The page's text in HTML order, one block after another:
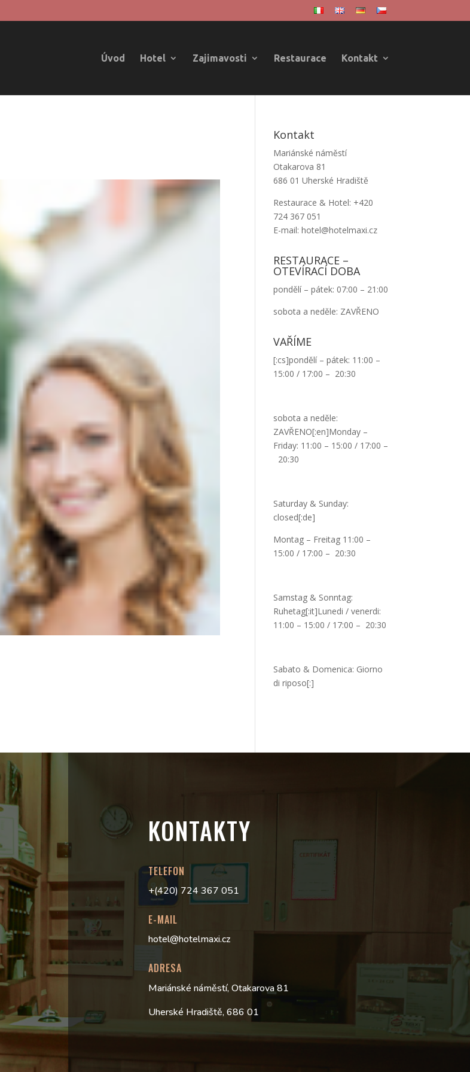
Úvod Hotel Zajimavosti Restaurace Kontakt
Kontakt
Mariánské náměstí
Otakarova 81
686 01 Uherské Hradiště
Restaurace & Hotel: +420
724 367 051
E-mail: hotel@hotelmaxi.cz
RESTAURACE –
OTEVÍRACÍ DOBA
pondělí – pátek: 07:00 – 21:00
sobota a neděle: ZAVŘENO
VAŘÍME
[:cs]pondělí – pátek: 11:00 –
15:00 / 17:00 – 20:30
sobota a neděle:
ZAVŘENO[:en]Monday –
Friday: 11:00 – 15:00 / 17:00 –
20:30
Saturday & Sunday:
closed[:de]
Montag – Freitag 11:00 –
15:00 / 17:00 – 20:30
Samstag & Sonntag:
Ruhetag[:it]Lunedi / venerdi:
11:00 – 15:00 / 17:00 – 20:30
Sabato & Domenica: Giorno
di riposo[:]
KONTAKTY
TELEFON
+(420) 724 367 051
E-MAIL
hotel@hotelmaxi.cz
ADRESA
Mariánské náměstí, Otakarova 81
Uherské Hradiště, 686 01